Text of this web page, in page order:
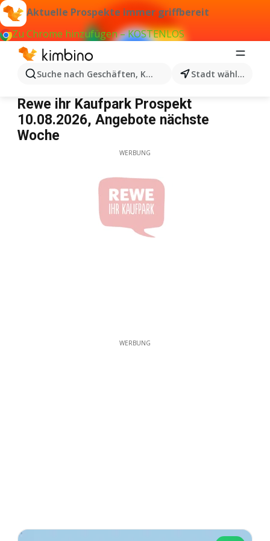
Aktuelle Prospekte immer griffbereit
Zu Chrome hinzufügen – KOSTENLOS
Suche nach Geschäften, Kategorien, Produkten...
Stadt wählen
Rewe ihr Kaufpark
Rewe ihr Kaufpark Prospekt
10.08.2026, Angebote nächste
Woche
WERBUNG
WERBUNG